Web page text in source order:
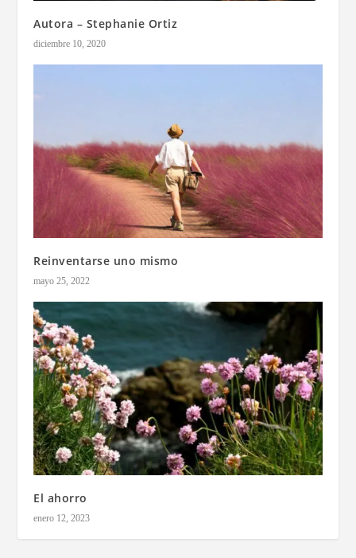
Autora – Stephanie Ortiz
diciembre 10, 2020
Reinventarse uno mismo
mayo 25, 2022
El ahorro
enero 12, 2023